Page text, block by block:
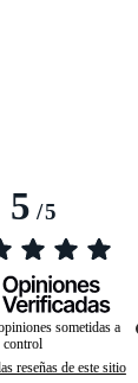
5/5
sometidas a
control
reseñas de este sitio